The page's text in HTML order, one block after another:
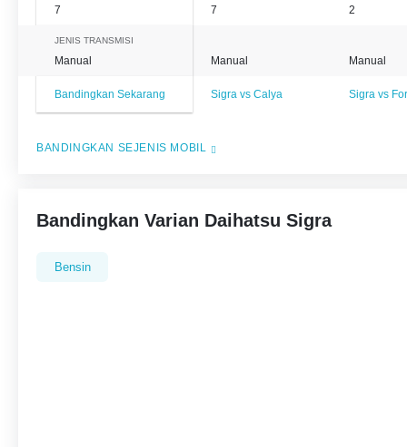
7 7 2
JENIS TRANSMISI
Manual Manual Manual
Bandingkan Sekarang Sigra vs Calya Sigra vs
BANDINGKAN SEJENIS MOBIL
Bandingkan Varian Daihatsu Sigra
Bensin